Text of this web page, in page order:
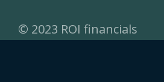
© 2023 ROI financials